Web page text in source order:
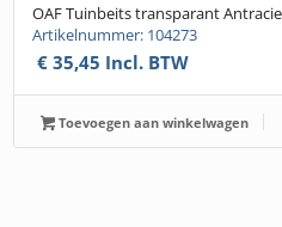
OAF Tuinbeits transparant
Artikelnummer: 104273
€ 35,45 Incl. BTW
Toevoegen aan winkelwagen